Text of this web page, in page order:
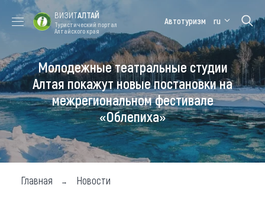
Форум VISIT
ALTAI
Цветение
маральника
Медицинский
форум
Алтайская
зимовка
Туры
Где побывать
Чем заняться
Где остановиться
ВИЗИТАЛТАЙ
Туристический портал
Алтайского края
Автотуризм ru
Молодежные театральные студии
Алтая покажут новые постановки на
межрегиональном фестивале
«Облепиха»
Главная Новости